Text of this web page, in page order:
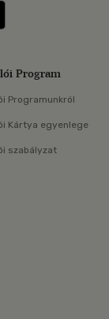
meg: Google
Program
Programunkról
Kártya egyenlege
szabályzat